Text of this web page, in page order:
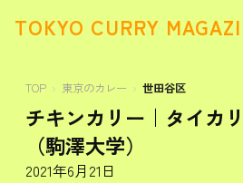
TOKYO CURRY
TOP 東京のカレー 世田谷区
チキンカリー｜タイカ
（駒澤大学）
2021年6月21日